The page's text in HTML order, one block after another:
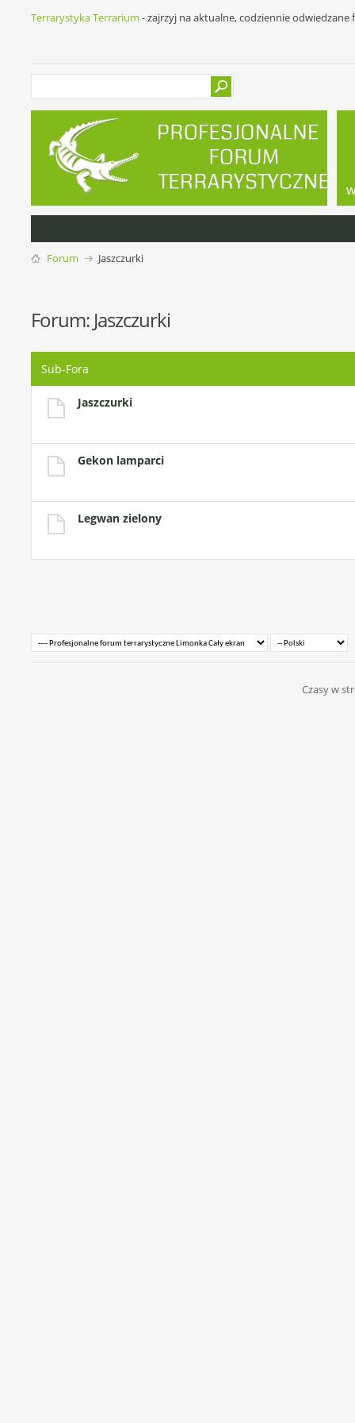
Terrarystyka Terrarium - zajrzyj na aktualne, codziennie
Forum Jaszczurki
Forum: Jaszczurki
Sub-Fora
Jaszczurki
Gekon lamparci
Legwan zielony
Czasy w